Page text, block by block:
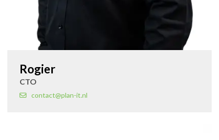
Rogier
CTO
contact@plan-it.nl